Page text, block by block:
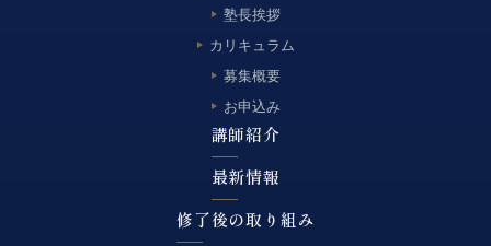
塾長挨拶
カリキュラム
募集概要
お申込み
講師紹介
最新情報
修了後の取り組み